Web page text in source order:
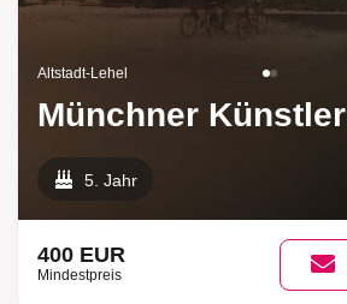
Altstadt-Lehel
Münchner
5. Jahr
400 EUR
Mindestpreis